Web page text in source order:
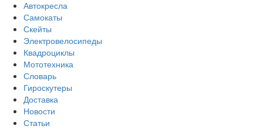
Автокресла
Самокаты
Скейты
Электровелосипеды
Квадроциклы
Мототехника
Словарь
Гироскутеры
Доставка
Новости
Статьи